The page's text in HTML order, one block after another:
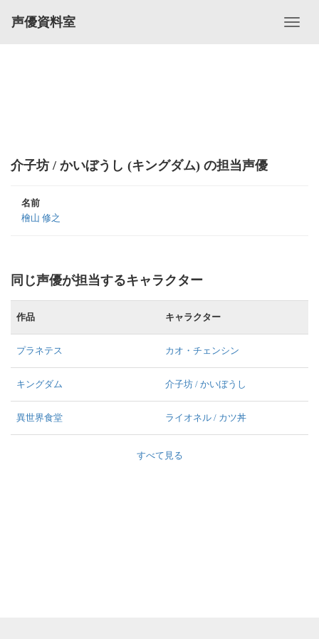
声優資料室
介子坊 / かいぼうし (キングダム) の担当声優
名前
檜山 修之
同じ声優が担当するキャラクター
作品 キャラクター
プラネテス カオ・チェンシン
キングダム 介子坊 / かいぼうし
異世界食堂 ライオネル / カツ丼
すべて見る